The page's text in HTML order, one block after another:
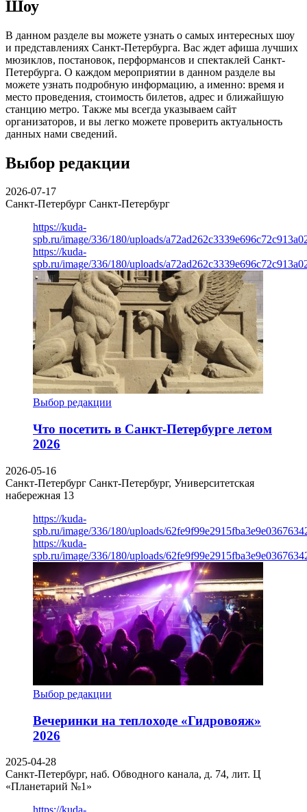
Шоу
В данном разделе вы можете узнать о самых интересных шоу
и представлениях Санкт-Петербурга. Вас ждет афиша лучших
мюзиклов, постановок, перформансов и спектаклей Санкт-
Петербурга. О каждом мероприятии в данном разделе вы
можете узнать подробную информацию, а именно: время и
место проведения, стоимость билетов, адрес и ближайшую
станцию метро. Также мы всегда указываем сайт
организаторов, и вы легко можете проверить актуальность
данных нами сведений.
Выбор редакции
2026-07-17
Санкт-Петербург Санкт-Петербург
https://kuda-
spb.ru/image/336/180/uploads/
https://kuda-
spb.ru/image/336/180/uploads/
Выбор редакции
Что посетить в Санкт-Петербурге летом
2026
2026-05-16
Санкт-Петербург Санкт-Петербург, Университетская
набережная 13
https://kuda-
spb.ru/image/336/180/uploads/
https://kuda-
spb.ru/image/336/180/uploads/
Выбор редакции
Вечеринки на теплоходе «Гидровояж»
2026
2025-04-28
Санкт-Петербург, наб. Обводного канала, д. 74, лит. Ц
«Планетарий №1»